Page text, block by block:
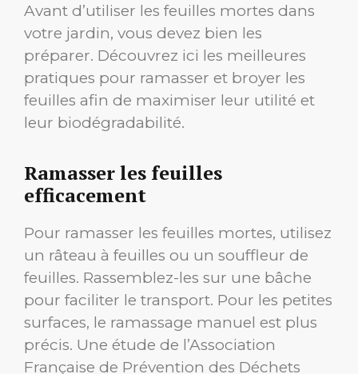
Avant d’utiliser les feuilles mortes dans
votre jardin, vous devez bien les
préparer. Découvrez ici les meilleures
pratiques pour ramasser et broyer les
feuilles afin de maximiser leur utilité et
leur biodégradabilité.
Ramasser les feuilles
efficacement
Pour ramasser les feuilles mortes, utilisez
un râteau à feuilles ou un souffleur de
feuilles. Rassemblez-les sur une bâche
pour faciliter le transport. Pour les petites
surfaces, le ramassage manuel est plus
précis. Une étude de l’Association
Française de Prévention des Déchets